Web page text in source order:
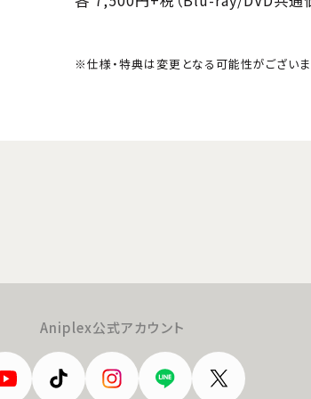
※仕様・特典は変更となる可能性がございま
Aniplex公式アカウント